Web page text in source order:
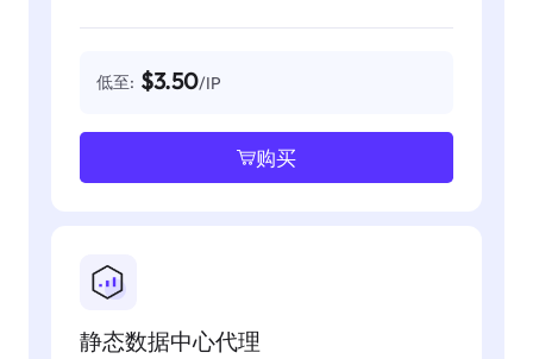
低至: $3.50/IP
购买
静态数据中心代理